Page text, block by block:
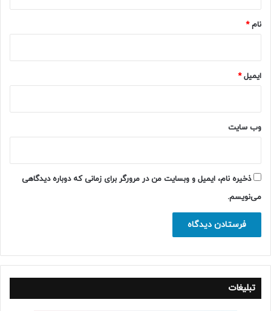
نام*
ایمیل*
وب‌ سایت
ذخیره نام، ایمیل و وبسایت من در مرورگر برای زمانی که دوباره دیدگاهی
می‌نویسم.
تبلیغات